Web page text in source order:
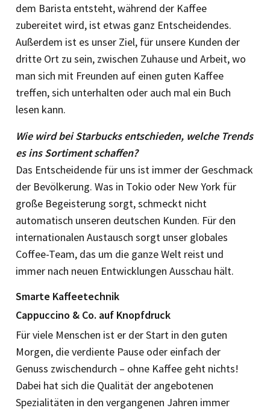
dem Barista entsteht, während der Kaffee
zubereitet wird, ist etwas ganz Entscheidendes.
Außerdem ist es unser Ziel, für unsere Kunden der
dritte Ort zu sein, zwischen Zuhause und Arbeit, wo
man sich mit Freunden auf einen guten Kaffee
treffen, sich unterhalten oder auch mal ein Buch
lesen kann.
Wie wird bei Starbucks entschieden, welche Trends
es ins Sortiment schaffen?
Das Entscheidende für uns ist immer der Geschmack
der Bevölkerung. Was in Tokio oder New York für
große Begeisterung sorgt, schmeckt nicht
automatisch unseren deutschen Kunden. Für den
internationalen Austausch sorgt unser globales
Coffee-Team, das um die ganze Welt reist und
immer nach neuen Entwicklungen Ausschau hält.
Smarte Kaffeetechnik
Cappuccino & Co. auf Knopfdruck
Für viele Menschen ist er der Start in den guten
Morgen, die verdiente Pause oder einfach der
Genuss zwischendurch – ohne Kaffee geht nichts!
Dabei hat sich die Qualität der angebotenen
Spezialitäten in den vergangenen Jahren immer